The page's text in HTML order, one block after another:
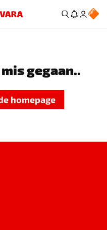
gegaan..
homepage